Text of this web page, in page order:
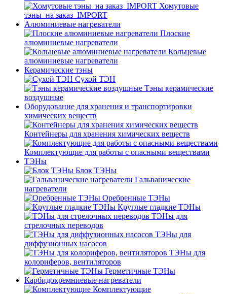
Хомутовые
тэны_на заказ_IMPORT
Алюминиевые нагреватели
Плоские
алюминиевые нагреватели
Кольцевые
алюминиевые нагреватели
Керамические тэны
Сухой ТЭН
Тэны керамические
воздушные
Оборудование для хранения и транспортировки
химических веществ
Контейнеры для хранения химических веществ
Комплектующие для работы с опасными веществами
ТЭНы
Блок ТЭНы
Гальванические
нагреватели
Оребренные ТЭНы
Круглые гладкие ТЭНы
ТЭНы для
стрелочных переводов
ТЭНы для
диффузионных насосов
ТЭНы для
колориферов, вентиляторов
Герметичные ТЭНы
Карбидокремниевые нагреватели
Комплектующие